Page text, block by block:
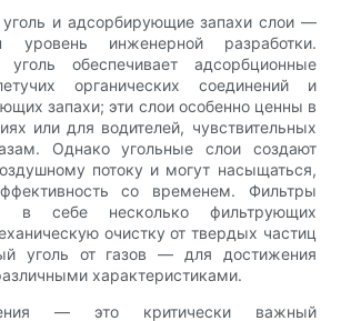
уголь и адсорбирующие запахи слои —
инженерной разработки.
уголь обеспечивает адсорбционные
органических соединений и
запахи; эти слои особенно ценны в
или для водителей, чувствительных
Однако угольные слои создают
потоку и могут насыщаться,
со временем. Фильтры
в себе несколько фильтрующих
очистку от твердых частиц
уголь от газов — для достижения
характеристиками.
— это критически важный